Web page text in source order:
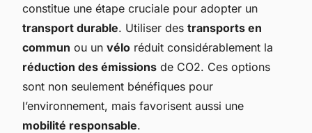
constitue une étape cruciale pour adopter un
transport durable. Utiliser des transports en
commun ou un vélo réduit considérablement la
réduction des émissions de CO2. Ces options
sont non seulement bénéfiques pour
l’environnement, mais favorisent aussi une
mobilité responsable.